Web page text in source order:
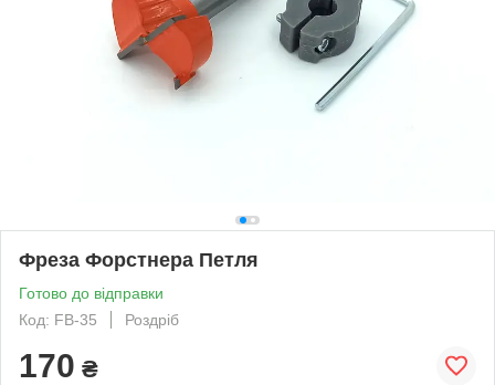
Фреза Форстнера Петля
Готово до відправки
Код: FB-35
Роздріб
170 ₴